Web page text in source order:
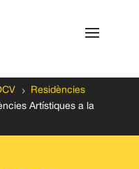
5
Residències
Artístiques a la